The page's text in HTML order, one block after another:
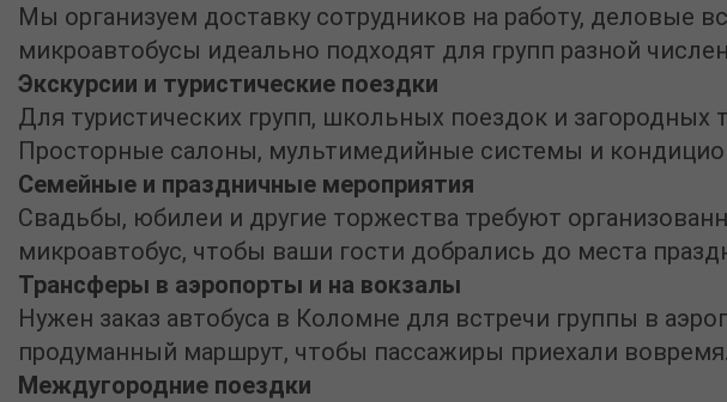
Мы организуем доставку сотрудников на работу, деловые
микроавтобусы идеально подходят для групп разной
Экскурсии и туристические поездки
Для туристических групп, школьных поездок и загородных
Просторные салоны, мультимедийные системы и
Семейные и праздничные мероприятия
Свадьбы, юбилеи и другие торжества требуют
микроавтобус, чтобы ваши гости добрались до места
Трансферы в аэропорты и на вокзалы
Нужен заказ автобуса в Коломне для встречи группы в
продуманный маршрут, чтобы пассажиры приехали вовремя.
Междугородние поездки